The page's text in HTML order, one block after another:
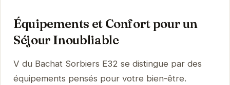
Équipements et Confort pour un
Séjour Inoubliable
V du Bachat Sorbiers E32 se distingue par des
équipements pensés pour votre bien-être.